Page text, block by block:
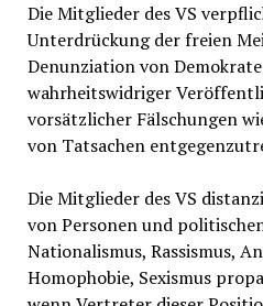
Die Mitglieder des VS
Unterdrückung der freien
Denunziation von
wahrheitswidriger
vorsätzlicher Fälschungen
von Tatsachen
Die Mitglieder des VS
von Personen und
Nationalismus, Rassismus,
Homophobie, Sexismus